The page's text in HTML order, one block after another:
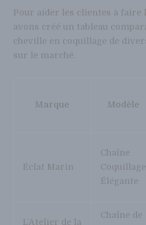
Pour aider les clientes à faire
avons créé un tableau
cheville en coquillage de
sur le marché.
Marque Modèle
Éclat Marin
Chaîne
Coquillage
Élégante
L’Atelier de la
Chaîne de